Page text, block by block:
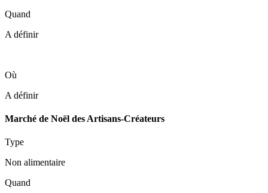
Quand
A définir
Où
A définir
Marché de Noël des Artisans-Créateurs
Type
Non alimentaire
Quand